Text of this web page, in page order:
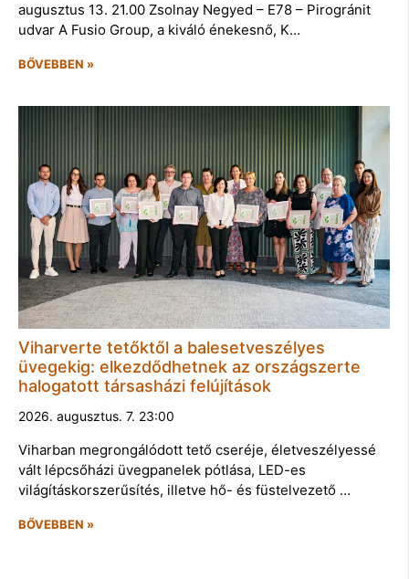
augusztus 13. 21.00 Zsolnay Negyed – E78 – Pirogránit
udvar A Fusio Group, a kiváló énekesnő, K…
BŐVEBBEN »
Viharverte tetőktől a balesetveszélyes
üvegekig: elkezdődhetnek az országszerte
halogatott társasházi felújítások
2026. augusztus. 7. 23:00
Viharban megrongálódott tető cseréje, életveszélyessé
vált lépcsőházi üvegpanelek pótlása, LED-es
világításkorszerűsítés, illetve hő- és füstelvezető …
BŐVEBBEN »